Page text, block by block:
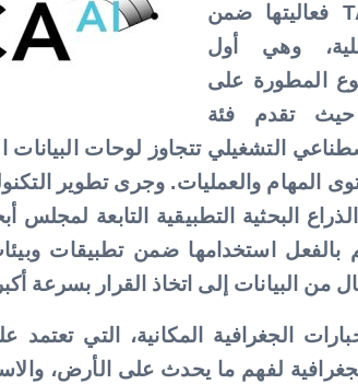
وأثبتت TACTICA AI فعاليتها ضمن
وهي أول
المطورة على
تقدم فئة
التشغيلي تتجاوز لوحات البيانات
المهام والعمليات. وجرى تطوير
الذراع البحثية التطبيقية التابعة
تم بالفعل استخدامها ضمن تطبيقات
من البيانات إلى اتخاذ القرار بسرعة
الجغرافية المكانية، التي تعتمد
لفهم ما يحدث على الأرض،